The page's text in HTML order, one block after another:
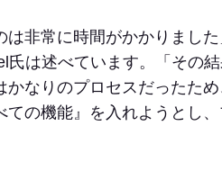
は非常に時間がかかりまし
は述べています。「その
なりのプロセスだったた
の機能』を入れようとし